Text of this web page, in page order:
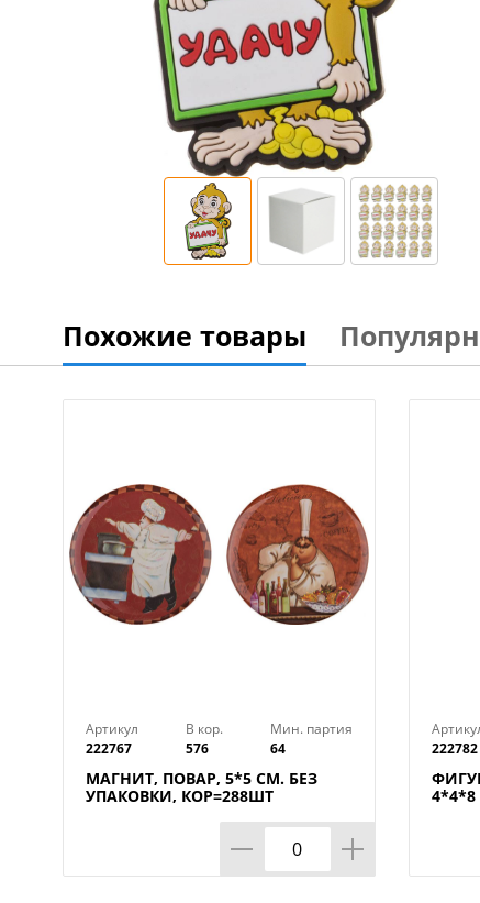
Похожие товары
Артикул
222767
В кор.
576
Мин. партия
64
МАГНИТ, ПОВАР, 5*5 СМ. БЕЗ
УПАКОВКИ, КОР=288ШТ
222782